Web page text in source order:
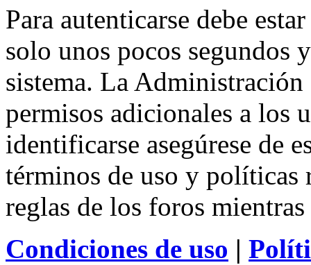
Para autenticarse debe
solo unos pocos segundos
sistema. La
permisos adicionales a los
identificarse asegúrese de
términos de uso y políticas
reglas de los foros
Condiciones de uso |